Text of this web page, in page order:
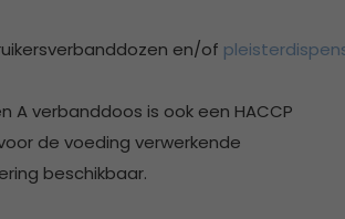
en/of
A verbanddoos is ook een HACCP
de voeding verwerkende
beschikbaar.